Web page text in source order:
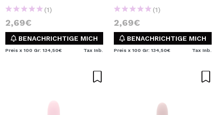
(1)
2,69€
BENACHRICHTIGE MICH
Preis x 100 Gr: 134,50€ Tax Inb.
(1)
2,69€
BENACHRICHTIGE MICH
Preis x 100 Gr: 134,50€ Tax Inb.